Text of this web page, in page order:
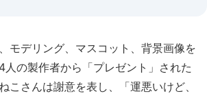
モデリング、マスコット、背景画像を
人の製作者から「プレゼント」された
こさんは謝意を表し、「運悪いけど、